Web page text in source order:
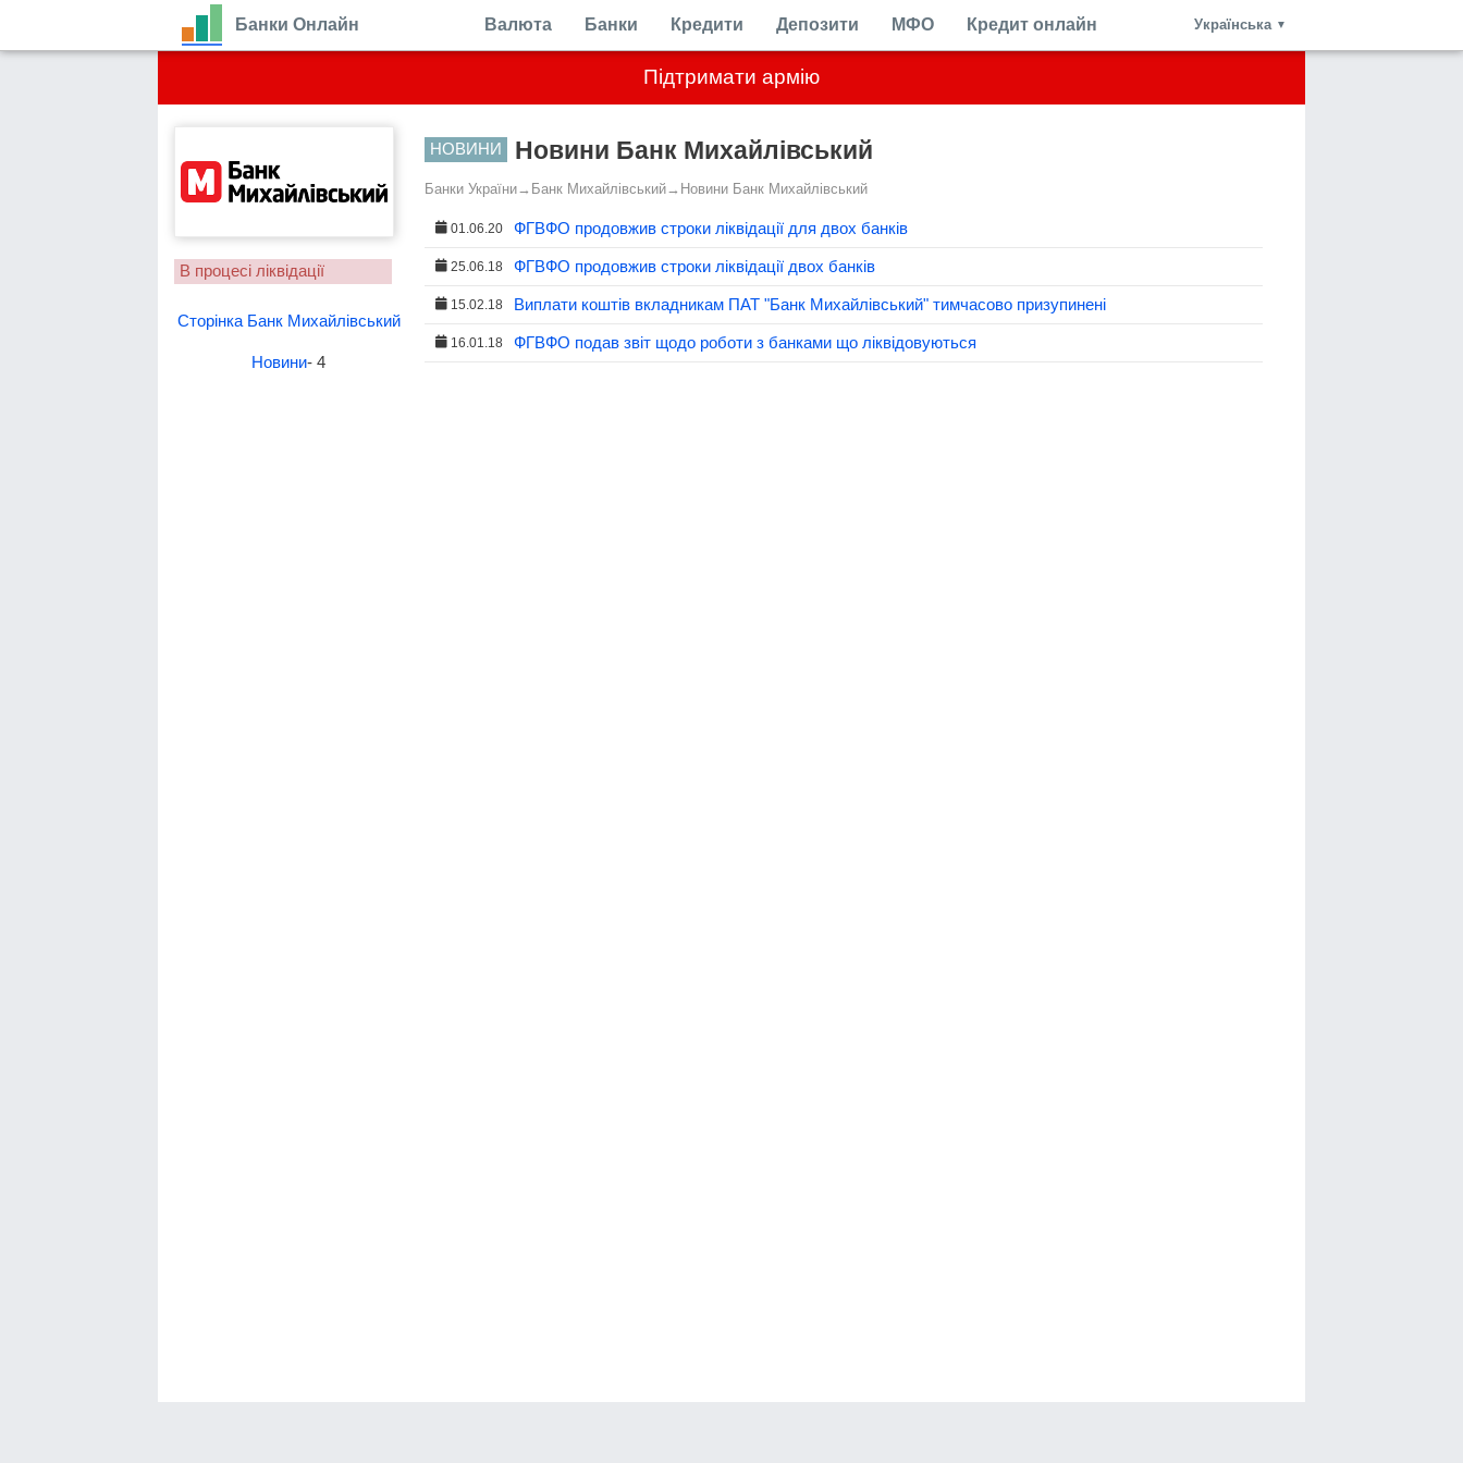
Підтримати армію
Банки Онлайн Валюта Банки Кредити Депозити МФО Кредит онлайн Українська ▼
В процесі ліквідації
Сторінка Банк Михайлівський
Новини- 4
НОВИНИ Новини Банк Михайлівський
Банки України→ Банк Михайлівський→ Новини Банк Михайлівський
01.06.20 ФГВФО продовжив строки ліквідації для двох банків
25.06.18 ФГВФО продовжив строки ліквідації двох банків
15.02.18 Виплати коштів вкладникам ПАТ "Банк Михайлівський" тимчасово призупинені
16.01.18 ФГВФО подав звіт щодо роботи з банками що ліквідовуються